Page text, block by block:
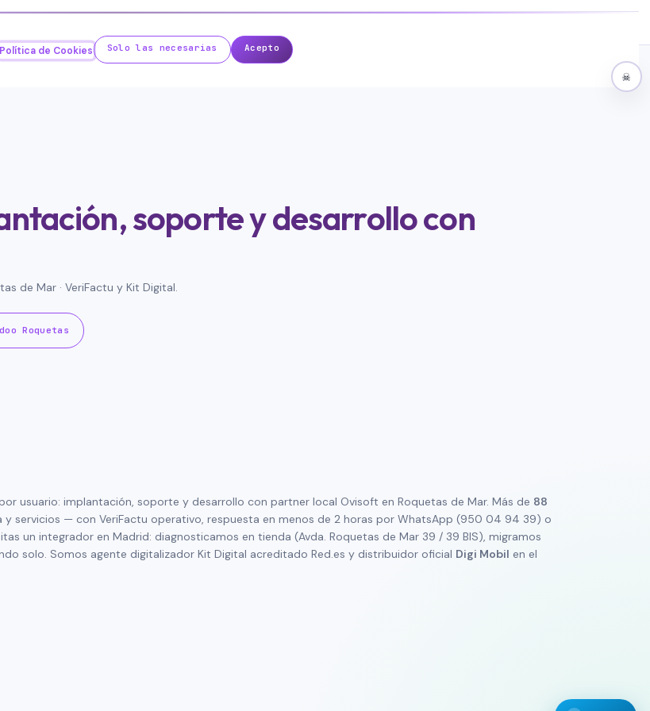
soporte y desarrollo con
de Mar · VeriFactu y Kit Digital.
Roquetas
usuario: implantación, soporte y desarrollo con partner local Ovisoft en Roquetas de Mar. Más de 88
servicios — con VeriFactu operativo, respuesta en menos de 2 horas por WhatsApp (950 04 94 39) o
un integrador en Madrid: diagnosticamos en tienda (Avda. Roquetas de Mar 39 / 39 BIS), migramos
solo. Somos agente digitalizador Kit Digital acreditado Red.es y distribuidor oficial Digi Mobil en el
Política de Cookies Solo las necesarias Acepto
☠